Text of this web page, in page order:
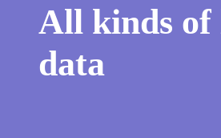
All kinds of
data